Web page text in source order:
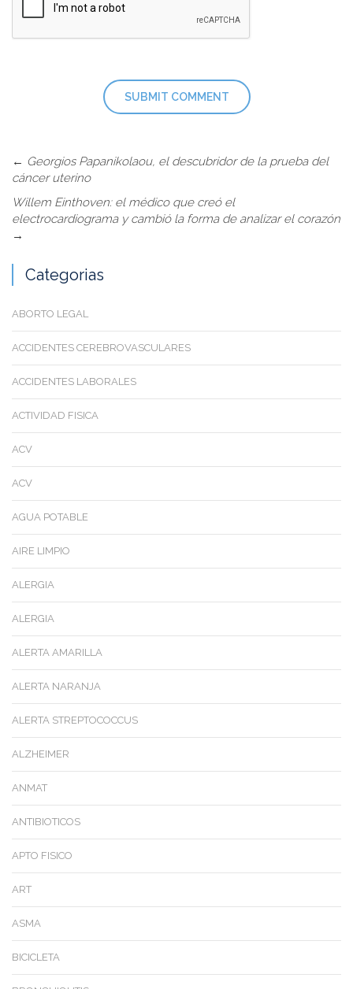
← Georgios Papanikolaou, el descubridor de la prueba del
cáncer uterino
Willem Einthoven: el médico que creó el
electrocardiograma y cambió la forma de analizar el corazón
→
Categorias
ABORTO LEGAL
ACCIDENTES CEREBROVASCULARES
ACCIDENTES LABORALES
ACTIVIDAD FISICA
ACV
ACV
AGUA POTABLE
AIRE LIMPIO
ALERGIA
ALERGIA
ALERTA AMARILLA
ALERTA NARANJA
ALERTA STREPTOCOCCUS
ALZHEIMER
ANMAT
ANTIBIOTICOS
APTO FISICO
ART
ASMA
BICICLETA